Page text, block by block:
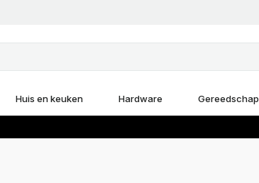
Huis en keuken Hardware Gereedschap